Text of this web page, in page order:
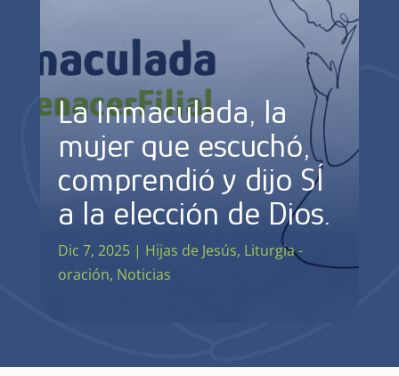
La Inmaculada, la
mujer que escuchó,
comprendió y dijo SÍ
a la elección de Dios.
Dic 7, 2025| Hijas de Jesús, Liturgia -
oración, Noticias